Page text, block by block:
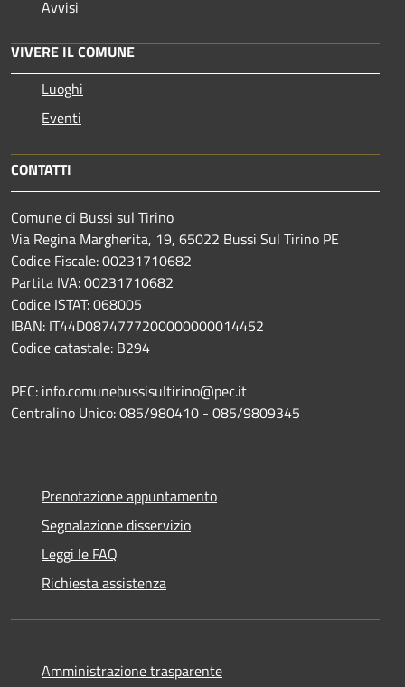
Avvisi
VIVERE IL COMUNE
Luoghi
Eventi
CONTATTI
Comune di Bussi sul Tirino
Via Regina Margherita, 19, 65022 Bussi Sul Tirino PE
Codice Fiscale: 00231710682
Partita IVA: 00231710682
Codice ISTAT: 068005
IBAN: IT44D0874777200000000014452
Codice catastale: B294
PEC: info.comunebussisultirino@pec.it
Centralino Unico: 085/980410 - 085/9809345
Prenotazione appuntamento
Segnalazione disservizio
Leggi le FAQ
Richiesta assistenza
Amministrazione trasparente